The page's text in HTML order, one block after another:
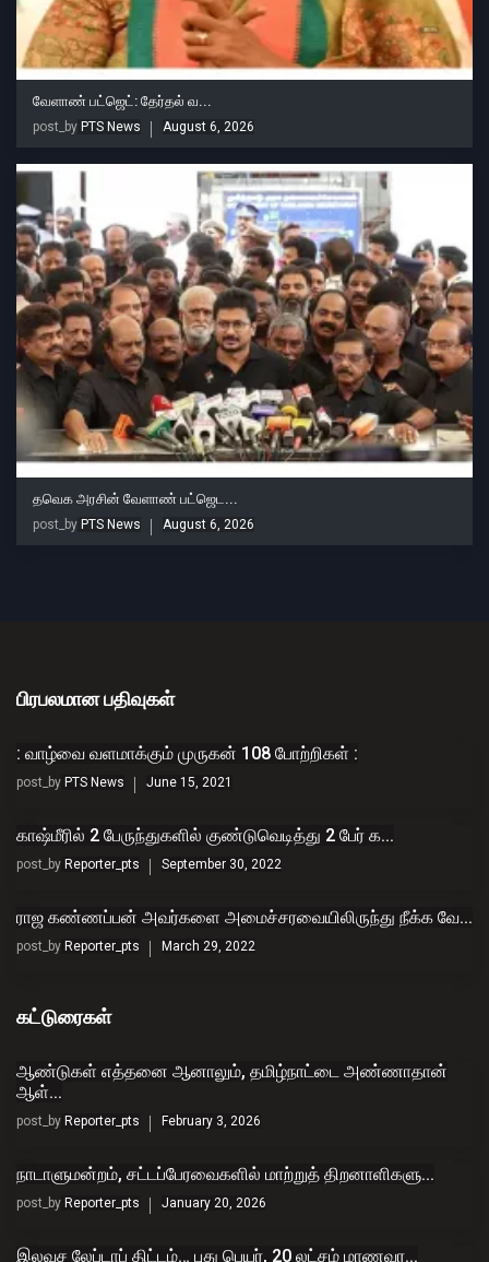
வேளாண் பட்ஜெட்: தேர்தல் வ...
post_by PTS News August 6, 2026
தவெக அரசின் வேளாண் பட்ஜெட...
post_by PTS News August 6, 2026
பிரபலமான பதிவுகள்
: வாழ்வை வளமாக்கும் முருகன் 108 போற்றிகள் :
post_by PTS News June 15, 2021
காஷ்மீரில் 2 பேருந்துகளில் குண்டுவெடித்து 2 பேர் க...
post_by Reporter_pts September 30, 2022
ராஜ கண்ணப்பன் அவர்களை அமைச்சரவையிலிருந்து நீக்க வே...
post_by Reporter_pts March 29, 2022
கட்டுரைகள்
ஆண்டுகள் எத்தனை ஆனாலும், தமிழ்நாட்டை அண்ணாதான்
ஆள்...
post_by Reporter_pts February 3, 2026
நாடாளுமன்றம், சட்டப்பேரவைகளில் மாற்றுத் திறனாளிகளு...
post_by Reporter_pts January 20, 2026
இலவச லேப்டாப் திட்டம்… புது பெயர், 20 லட்சம் மாணவர...